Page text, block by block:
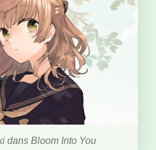
dans Bloom Into You